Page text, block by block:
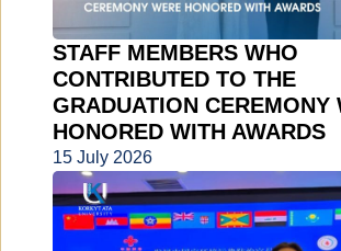
STAFF MEMBERS WHO
CONTRIBUTED TO THE
GRADUATION CEREMONY
HONORED WITH AWARDS
15 July 2026